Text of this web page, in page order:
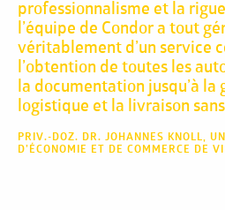
professionnalisme et la
l’équipe de Condor a tout
véritablement d’un service
l’obtention de toutes les
la documentation jusqu’à la
logistique et la livraison
PRIV.-DOZ. DR. JOHANNES KNOLL,
D’ÉCONOMIE ET DE COMMERCE DE